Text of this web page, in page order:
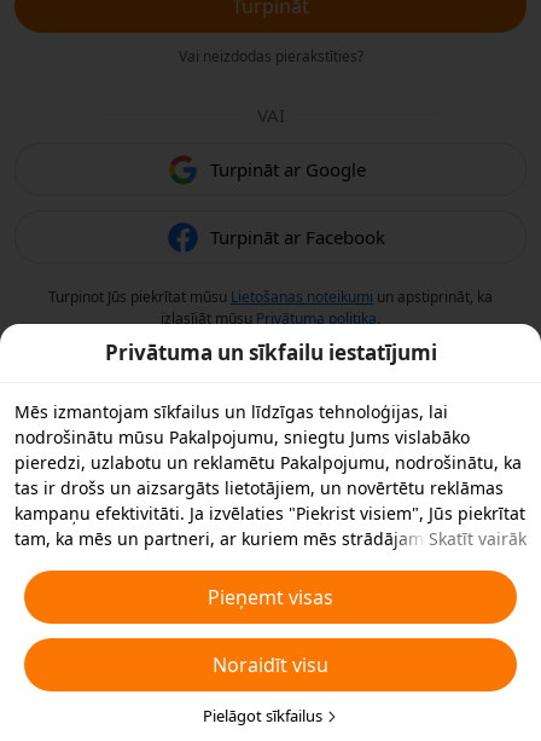
Turpināt
Vai neizdodas pierakstīties?
VAI
Turpināt ar Google
Turpināt ar Facebook
Turpinot Jūs piekrītat mūsu Lietošanas noteikumi un apstiprināt, ka
izlasījāt mūsu Privātuma politika.
Privātuma un sīkfailu iestatījumi
Mēs izmantojam sīkfailus un līdzīgas tehnoloģijas, lai
nodrošinātu mūsu Pakalpojumu, sniegtu Jums vislabāko
pieredzi, uzlabotu un reklamētu Pakalpojumu, nodrošinātu, ka
tas ir drošs un aizsargāts lietotājiem, un novērtētu reklāmas
kampaņu efektivitāti. Ja izvēlaties "Piekrist visiem", Jūs piekrītat
tam, ka mēs un partneri, ar kuriem mēs strādājam,
reklāmas nolūkos. Jūs varat arī noraidīt visus nebūtiskos
sīkfailus vai izvēlēties, kāda veida sīkfailus vēlaties pieņemt vai
atspējot, noklikšķinot uz "Pielāgot sīkfailus" zemāk vai jebkurā
laikā privātuma iestatījumos. Sīkākai informācijai skatiet mūsu
Sīkfailu un līdzīgu tehnoloģiju politiku.
Skatīt vairāk
Pieņemt visas
Noraidīt visu
Pielāgot sīkfailus